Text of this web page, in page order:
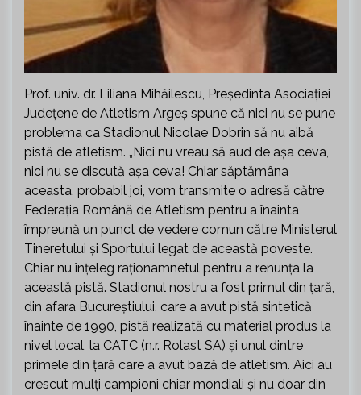
Prof. univ. dr. Liliana Mihăilescu, Președinta Asociației
Județene de Atletism Argeș spune că nici nu se pune
problema ca Stadionul Nicolae Dobrin să nu aibă
pistă de atletism. „Nici nu vreau să aud de așa ceva,
nici nu se discută așa ceva! Chiar săptămâna
aceasta, probabil joi, vom transmite o adresă către
Federația Română de Atletism pentru a înainta
împreună un punct de vedere comun către Ministerul
Tineretului și Sportului legat de această poveste.
Chiar nu înțeleg raționamnetul pentru a renunța la
această pistă. Stadionul nostru a fost primul din țară,
din afara Bucureștiului, care a avut pistă sintetică
înainte de 1990, pistă realizată cu material produs la
nivel local, la CATC (n.r. Rolast SA) și unul dintre
primele din țară care a avut bază de atletism. Aici au
crescut mulți campioni chiar mondiali și nu doar din